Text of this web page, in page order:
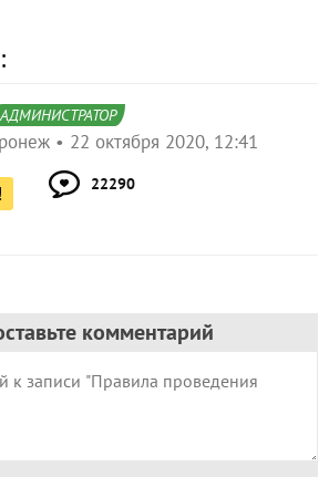
АДМИНИСТРАТОР
22 октября 2020, 12:41
22290
комментарий